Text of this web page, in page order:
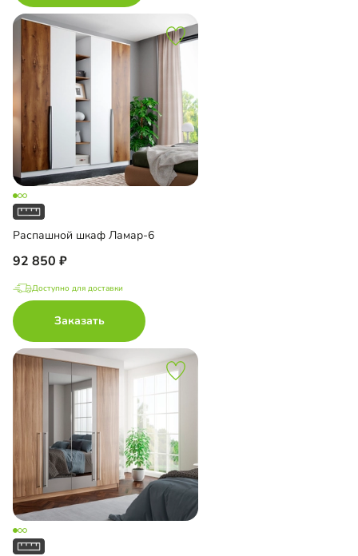
Распашной шкаф Ламар-6
92 850
Доступно для доставки
Заказать